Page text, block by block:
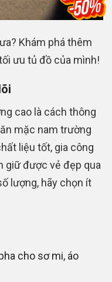
Khám phá thêm
ưu tủ đồ của mình!
cao là cách thông
mặc nam trường
liệu tốt, gia công
giữ được vẻ đẹp qua
lượng, hãy chọn ít
cho sơ mi, áo